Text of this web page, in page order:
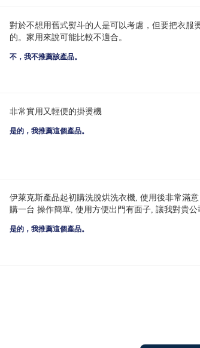
對於不想用舊式熨斗的人是可以考慮，但要把衣服
的。家用來說可能比較不適合。
不，我不推薦該產品。
非常實用又輕便的掛燙機
是的，我推薦這個產品。
伊萊克斯產品起初購洗脫烘洗衣機, 使用後非常滿
購一台 操作簡單, 使用方便出門有面子, 讓我對貴
是的，我推薦這個產品。